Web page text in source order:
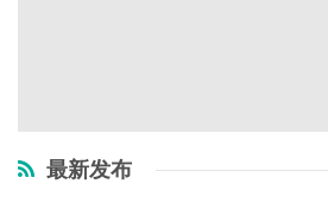
最新发布